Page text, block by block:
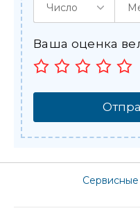
Ваша оценка
Число